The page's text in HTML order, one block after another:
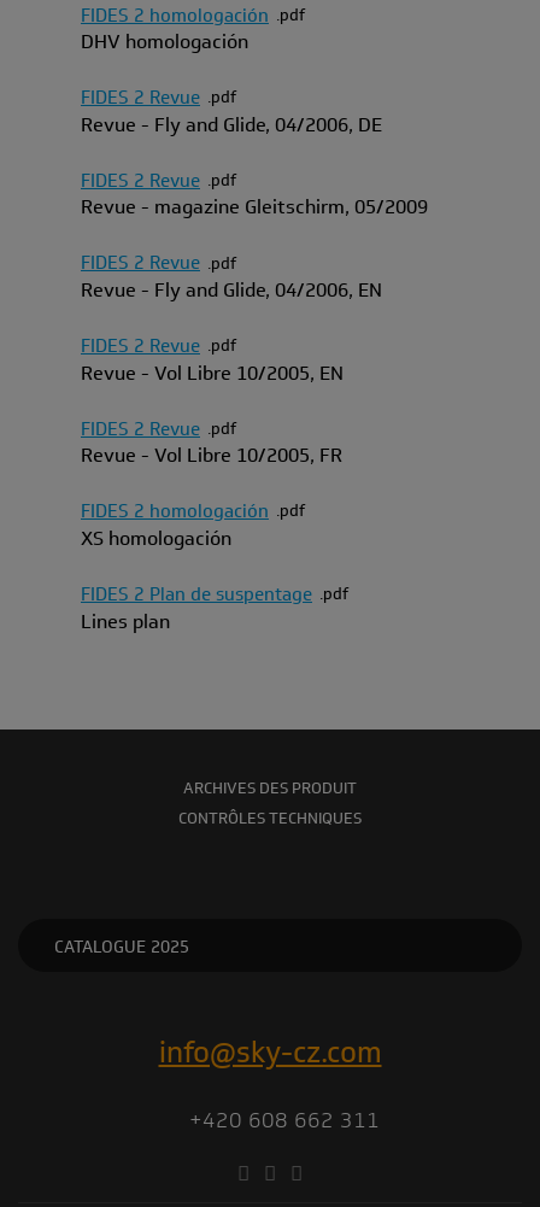
FIDES 2 homologación pdf
DHV homologación
FIDES 2 Revue pdf
Revue - Fly and Glide, 04/2006, DE
FIDES 2 Revue pdf
Revue - magazine Gleitschirm, 05/2009
FIDES 2 Revue pdf
Revue - Fly and Glide, 04/2006, EN
FIDES 2 Revue pdf
Revue - Vol Libre 10/2005, EN
FIDES 2 Revue pdf
Revue - Vol Libre 10/2005, FR
FIDES 2 homologación pdf
XS homologación
FIDES 2 Plan de suspentage pdf
Lines plan
ARCHIVES DES PRODUIT
CONTRÔLES TECHNIQUES
CATALOGUE 2025
info@sky-cz.com
+420 608 662 311